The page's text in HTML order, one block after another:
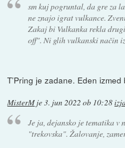
sm kuj pogruntal, da gre za
ne znajo igrat vulkance.
Zakaj bi Vulkanka rekla
off". Ni glih vulkanski način
T’Pring je zadane. Eden
MisterMje3. jun 2022 ob 10:28
Je ja, dejansko je tematika
"trekovska". Žalovanje,